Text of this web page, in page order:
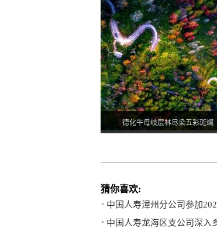
德化牛母岐层林尽染五彩斑斓
猜你喜欢:
中国人寿漳州分公司参加
中国人寿龙海区支公司深入